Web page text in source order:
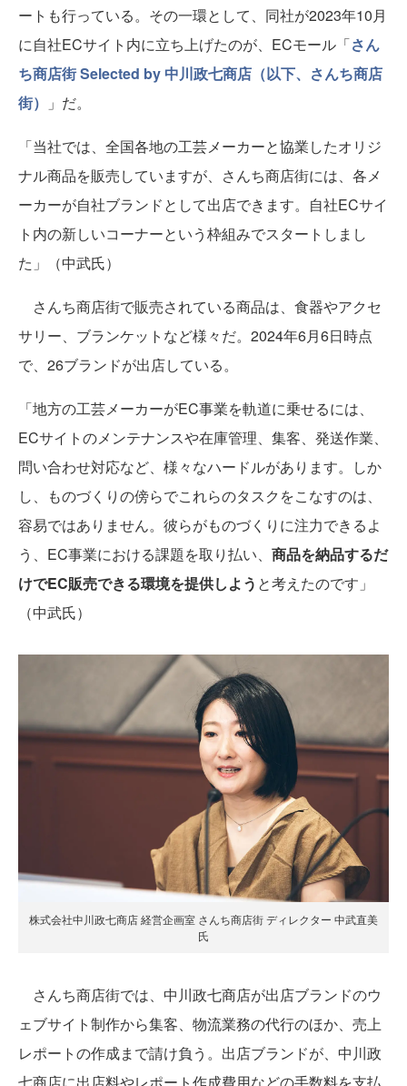
ートも行っている。その一環として、同社が2023年10月
に自社ECサイト内に立ち上げたのが、ECモール「さん
ち商店街 Selected by 中川政七商店（以下、さんち商店
街）
」だ。
「当社では、全国各地の工芸メーカーと協業したオリジ
ナル商品を販売していますが、さんち商店街には、各メ
ーカーが自社ブランドとして出店できます。自社ECサイ
ト内の新しいコーナーという枠組みでスタートしまし
た」（中武氏）
さんち商店街で販売されている商品は、食器やアクセ
サリー、ブランケットなど様々だ。2024年6月6日時点
で、26ブランドが出店している。
「地方の工芸メーカーがEC事業を軌道に乗せるには、
ECサイトのメンテナンスや在庫管理、集客、発送作業、
問い合わせ対応など、様々なハードルがあります。しか
し、ものづくりの傍らでこれらのタスクをこなすのは、
容易ではありません。彼らがものづくりに注力できるよ
う、EC事業における課題を取り払い、 商品を納品するだ
けでEC販売できる環境を提供しよう と考えたのです」
（中武氏）
株式会社中川政七商店 経営企画室 さんち商店街 ディレクター 中武直美
氏
さんち商店街では、中川政七商店が出店ブランドのウ
ェブサイト制作から集客、物流業務の代行のほか、売上
レポートの作成まで請け負う。出店ブランドが、中川政